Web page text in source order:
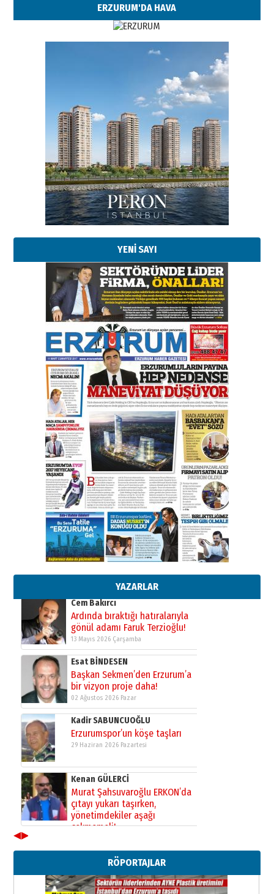
ERZURUM'DA HAVA
YENİ SAYI
YAZARLAR
Esat BİNDESEN
Başkan Sekmen’den Erzurum’a
bir vizyon proje daha!
02 Ağustos 2026 Pazar
Kadir SABUNCUOĞLU
Erzurumspor’un köşe taşları
29 Haziran 2026 Pazartesi
Kenan GÜLERCİ
Murat Şahsuvaroğlu ERKON’da
çıtayı yukarı taşırken,
yönetimdekiler aşağı
çekmemeli!
17 Şubat 2026 SalıOrhan BOZKURT
Bir fotoğraf, bir şehir, bir
gazeteci… Dizginler kimin
elinde?
31 Mart 2026 Salı
A. Berhan Yılmaz
BİR BÖLÜM DEĞİL, BİR ÖMÜR
SEÇİYORSUNUZ… “NEDEN
ATATÜRK ÜNİVERSİTESİ?”
28 Temmuz 2026 Salı
Ahmet Gökhan YAZICI
Ahmed Yesevi’den bir Alperen…
”Reisimiz” idi… Hakka yürüdü.!
26 Mart 2026 Perşembe
Cem Bakırcı
Ardında bıraktığı hatıralarıyla
gönül adamı Faruk Terzioğlu!
13 Mayıs 2026 Çarşamba
Esat BİNDESEN
Başkan Sekmen’den Erzurum’a
bir vizyon proje daha!
02 Ağustos 2026 Pazar
Kadir SABUNCUOĞLU
Erzurumspor’un köşe taşları
29 Haziran 2026 Pazartesi
Kenan GÜLERCİ
Murat Şahsuvaroğlu ERKON’da
çıtayı yukarı taşırken,
yönetimdekiler aşağı
çekmemeli!
17 Şubat 2026 SalıOrhan BOZKURT
Bir fotoğraf, bir şehir, bir
gazeteci… Dizginler kimin
31 Mart 2026 Salı
A. Berhan Yılmaz
BİR BÖLÜM DEĞİL, BİR ÖMÜR
SEÇİYORSUNUZ… “NEDEN
ATATÜRK ÜNİVERSİTESİ?”
Ahmed Yesevi’den bir Alperen…
”Reisimiz” idi… Hakka yürüdü.!
26 Mart 2026 Perşembe
◀▶
RÖPORTAJLAR